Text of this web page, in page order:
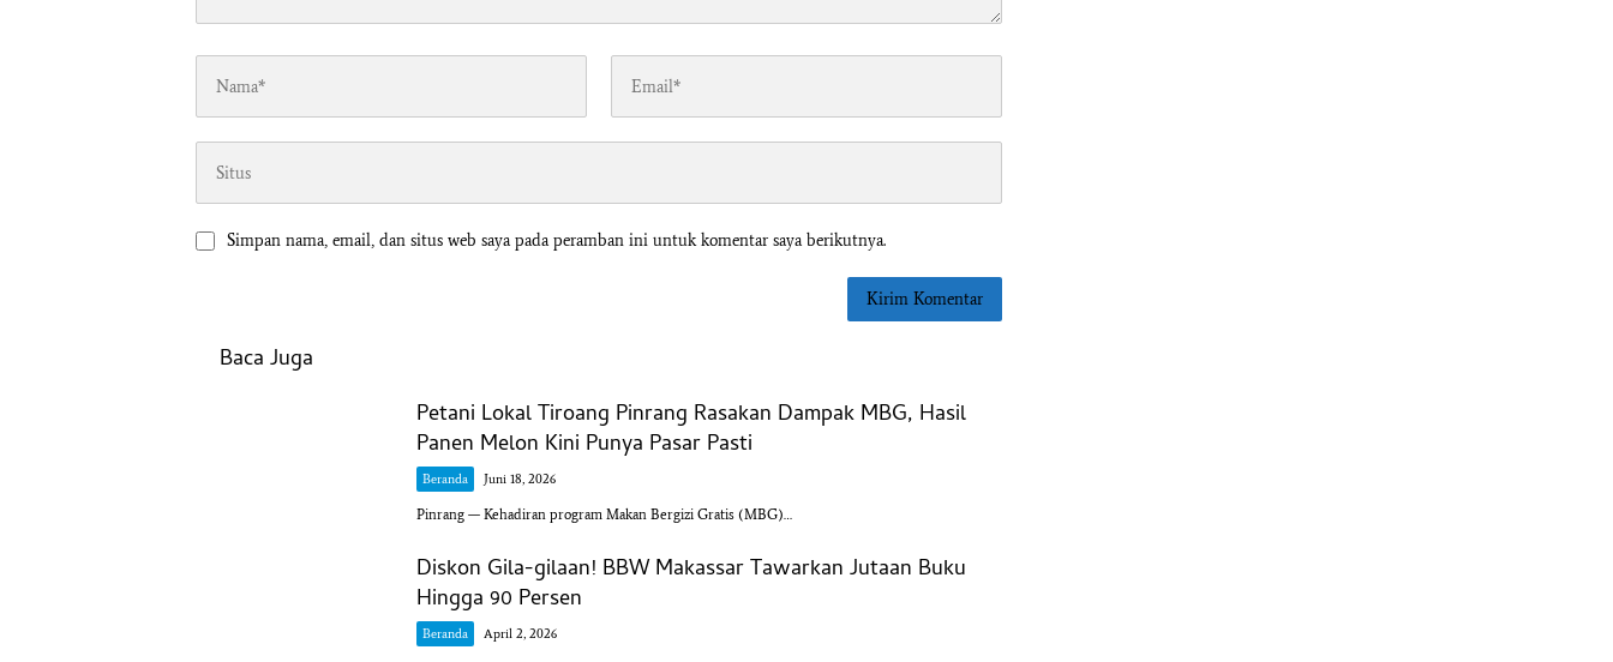
Simpan nama, email, dan situs web saya pada peramban ini untuk komentar saya berikutnya.
Baca Juga
Petani Lokal Tiroang Pinrang Rasakan Dampak MBG, Hasil
Panen Melon Kini Punya Pasar Pasti
Beranda Juni 18, 2026
Pinrang — Kehadiran program Makan Bergizi Gratis (MBG)…
Diskon Gila-gilaan! BBW Makassar Tawarkan Jutaan Buku
Hingga 90 Persen
Beranda April 2, 2026